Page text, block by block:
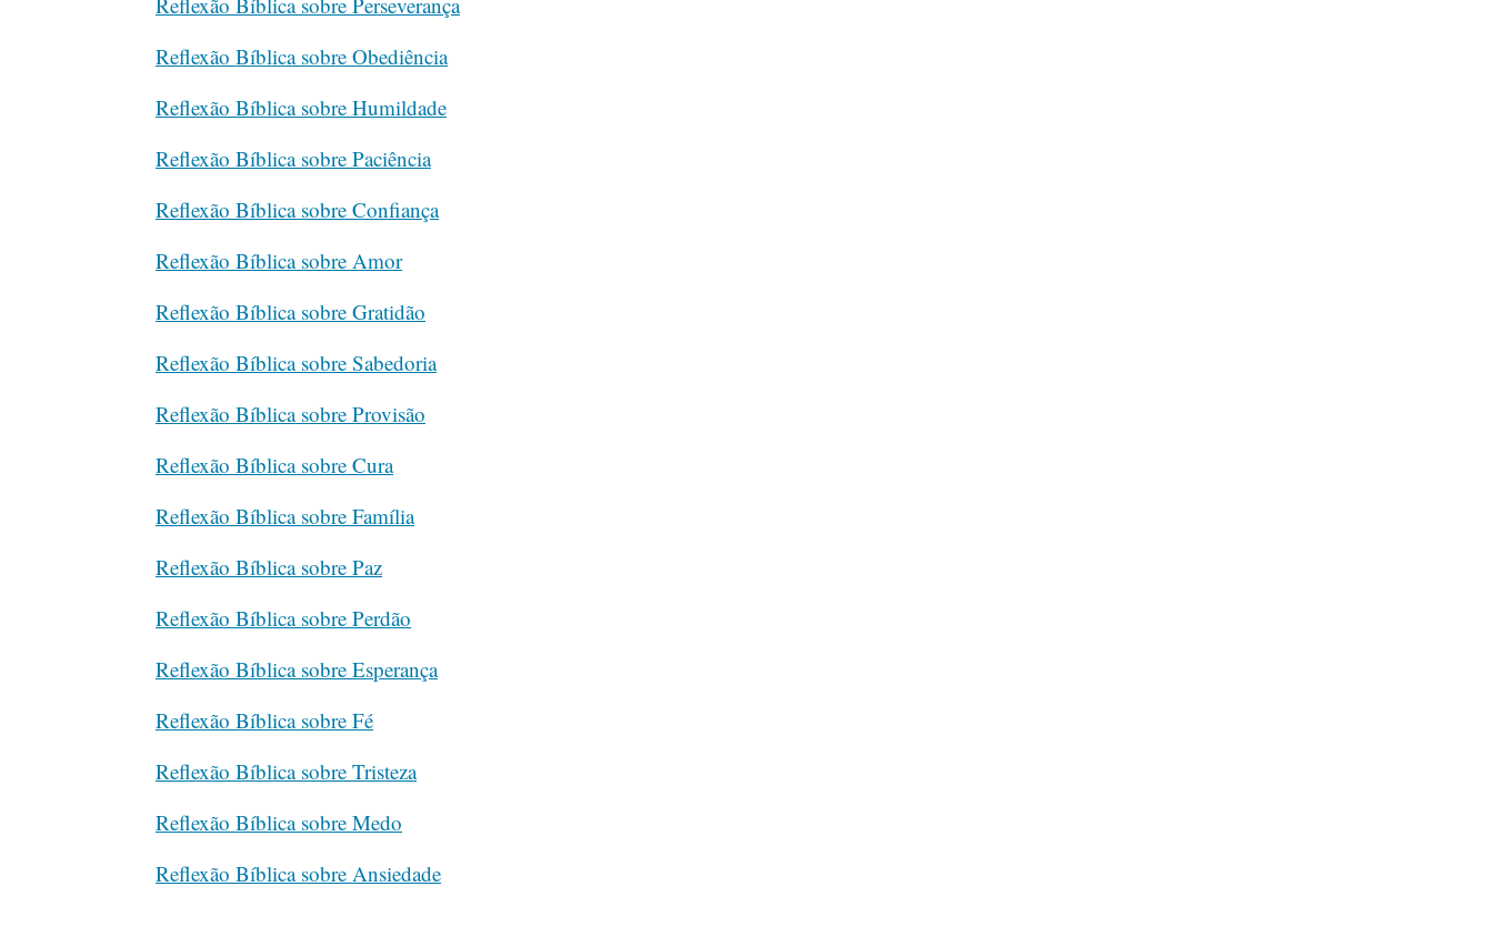
Reflexão Bíblica sobre Obediência
Reflexão Bíblica sobre Humildade
Reflexão Bíblica sobre Paciência
Reflexão Bíblica sobre Confiança
Reflexão Bíblica sobre Amor
Reflexão Bíblica sobre Gratidão
Reflexão Bíblica sobre Sabedoria
Reflexão Bíblica sobre Provisão
Reflexão Bíblica sobre Cura
Reflexão Bíblica sobre Família
Reflexão Bíblica sobre Paz
Reflexão Bíblica sobre Perdão
Reflexão Bíblica sobre Esperança
Reflexão Bíblica sobre Fé
Reflexão Bíblica sobre Tristeza
Reflexão Bíblica sobre Medo
Reflexão Bíblica sobre Ansiedade